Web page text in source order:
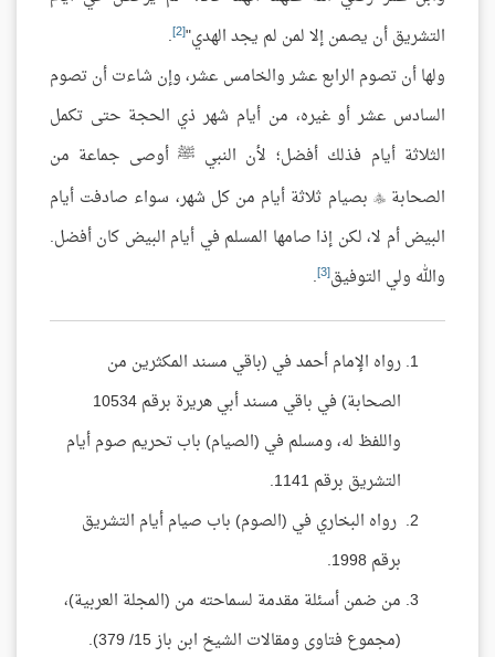
التشريق أن يصمن إلا لمن لم يجد الهدي"[2]
.
ولها أن تصوم الرابع عشر والخامس عشر، وإن شاءت أن تصوم
السادس عشر أو غيره، من أيام شهر ذي الحجة حتى تكمل
الثلاثة أيام فذلك أفضل؛ لأن النبي ﷺ أوصى جماعة من
الصحابة بصيام ثلاثة أيام من كل شهر، سواء صادفت أيام
البيض أم لا، لكن إذا صامها المسلم في أيام البيض كان أفضل.
والله ولي التوفيق[3]
.
رواه الإمام أحمد في (باقي مسند المكثرين من
الصحابة) في باقي مسند أبي هريرة برقم 10534
واللفظ له، ومسلم في (الصيام) باب تحريم صوم أيام
التشريق برقم 1141.
رواه البخاري في (الصوم) باب صيام أيام التشريق
برقم 1998.
من ضمن أسئلة مقدمة لسماحته من (المجلة العربية)،
(مجموع فتاوى ومقالات الشيخ ابن باز 15/ 379).